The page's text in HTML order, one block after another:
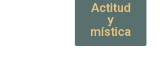
Actitud
y
mística